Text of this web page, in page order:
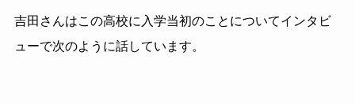
吉田さんはこの高校に入学当初のことについてインタビ
ューで次のように話しています。